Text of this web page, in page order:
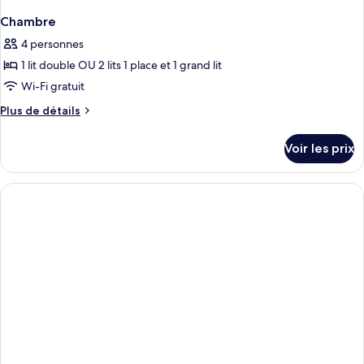
Chambre
4 personnes
1 lit double OU 2 lits 1 place et 1 grand lit
Wi-Fi gratuit
Plus de détails
Plus
le
type
de
Voir les prix